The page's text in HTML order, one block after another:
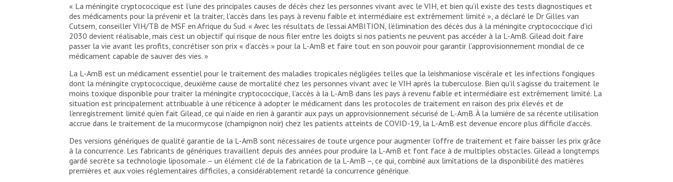
« La méningite cryptococcique est l’une des principales causes de décès chez les personnes vivant avec le VIH, et bien qu’il existe des tests diagnostiques et
des médicaments pour la prévenir et la traiter, l’accès dans les pays à revenu faible et intermédiaire est extrêmement limité », a déclaré le Dr Gilles van
Cutsem, conseiller VIH/TB de MSF en Afrique du Sud. « Avec les résultats de l’essai AMBITION, l’élimination des décès dus à la méningite cryptococcique d’ici
2030 devient réalisable, mais c’est un objectif qui risque de nous filer entre les doigts si nos patients ne peuvent pas accéder à la L-AmB. Gilead doit faire
passer la vie avant les profits, concrétiser son prix « d’accès » pour la L-AmB et faire tout en son pouvoir pour garantir l’approvisionnement mondial de ce
médicament capable de sauver des vies. »
La L-AmB est un médicament essentiel pour le traitement des maladies tropicales négligées telles que la leishmaniose viscérale et les infections fongiques
dont la méningite cryptococcique, deuxième cause de mortalité chez les personnes vivant avec le VIH après la tuberculose. Bien qu’il s’agisse du traitement le
moins toxique disponible pour traiter la méningite cryptococcique, l’accès à la L-AmB dans les pays à revenu faible et intermédiaire est extrêmement limité. La
situation est principalement attribuable à une réticence à adopter le médicament dans les protocoles de traitement en raison des prix élevés et de
l’enregistrement limité qu’en fait Gilead, ce qui n’aide en rien à garantir aux pays un approvisionnement sécurisé de L-AmB. À la lumière de sa récente utilisation
accrue dans le traitement de la mucormycose (champignon noir) chez les patients atteints de COVID-19, la L-AmB est devenue encore plus difficile d’accès.
Des versions génériques de qualité garantie de la L-AmB sont nécessaires de toute urgence pour augmenter l’offre de traitement et faire baisser les prix grâce
à la concurrence. Les fabricants de génériques travaillent depuis des années pour produire la L-AmB et font face à de multiples obstacles. Gilead a longtemps
gardé secrète sa technologie liposomale – un élément clé de la fabrication de la L-AmB –, ce qui, combiné aux limitations de la disponibilité des matières
premières et aux voies réglementaires difficiles, a considérablement retardé la concurrence générique.